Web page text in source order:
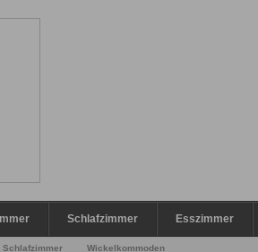
Schlafzimmer Esszimmer
Schlafzimmer Wickelkommoden